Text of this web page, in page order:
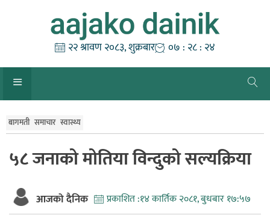
२२ श्रावण २०८३, शुक्रबार ०७ : २८ : २४
बागमती समाचार स्वास्थ्य
५८ जनाको मोतिया विन्दुको सल्यक्रिया
आजको दैनिक प्रकाशित :१४ कार्तिक २०८१, बुधबार १७:५७